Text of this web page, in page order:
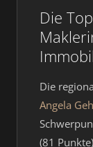
Die
Die
Angela
(81